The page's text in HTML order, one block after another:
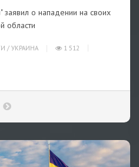
заявил о нападении на своих
области
/ УКРАИНА
1 512